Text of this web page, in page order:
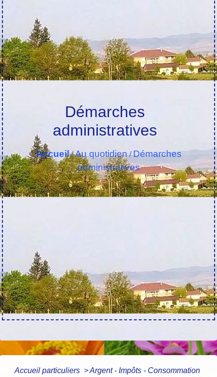
Démarches
administratives
Accueil/Au quotidien/Démarches
administratives
Accueil particuliers >Argent - Impôts - Consommation